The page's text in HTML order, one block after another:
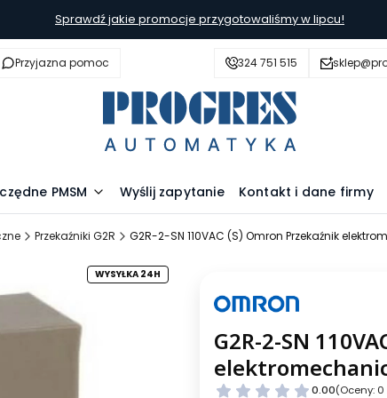
Sprawdź jakie promocje przygotowaliśmy w lipcu!
Przyjazna pomoc 324 751 515
PMSM Wyślij zapytanie Kontakt i dane firmy
Przekaźniki G2R G2R-2-SN 110VAC (S) Omron Przekaźnik
WYSYŁKA 24H
G2R-2-SN
0.00(Oceny: 0